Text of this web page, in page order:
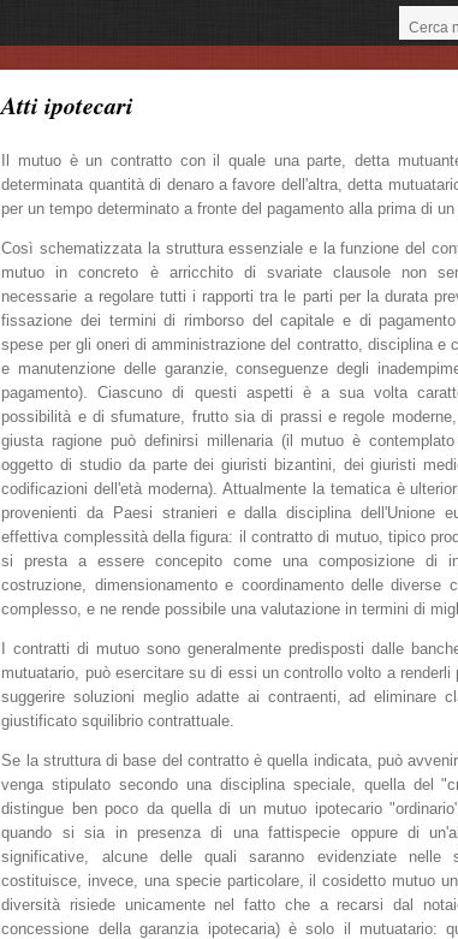
Atti ipotecari
Il mutuo è un contratto con il quale una parte, detta
determinata quantità di denaro a favore dell'altra, detta
per un tempo determinato a fronte del pagamento alla prima di
Così schematizzata la struttura essenziale e la funzione del
mutuo in concreto è arricchito di svariate clausole non
necessarie a regolare tutti i rapporti tra le parti per la durata
fissazione dei termini di rimborso del capitale e di
spese per gli oneri di amministrazione del contratto, disciplina e
e manutenzione delle garanzie, conseguenze degli
pagamento). Ciascuno di questi aspetti è a sua volta
possibilità e di sfumature, frutto sia di prassi e regole
giusta ragione può definirsi millenaria (il mutuo è
oggetto di studio da parte dei giuristi bizantini, dei giuristi
codificazioni dell'età moderna). Attualmente la tematica è
provenienti da Paesi stranieri e dalla disciplina dell'Unione
effettiva complessità della figura: il contratto di mutuo, tipico
si presta a essere concepito come una composizione di
costruzione, dimensionamento e coordinamento delle
complesso, e ne rende possibile una valutazione in termini di
I contratti di mutuo sono generalmente predisposti dalle
mutuatario, può esercitare su di essi un controllo volto a
suggerire soluzioni meglio adatte ai contraenti, ad eliminare
giustificato squilibrio contrattuale.
Se la struttura di base del contratto è quella indicata, può
venga stipulato secondo una disciplina speciale, quella del
distingue ben poco da quella di un mutuo ipotecario
quando si sia in presenza di una fattispecie oppure di
significative, alcune delle quali saranno evidenziate nelle
costituisce, invece, una specie particolare, il cosidetto mutuo
diversità risiede unicamente nel fatto che a recarsi dal
concessione della garanzia ipotecaria) è solo il mutuatario: